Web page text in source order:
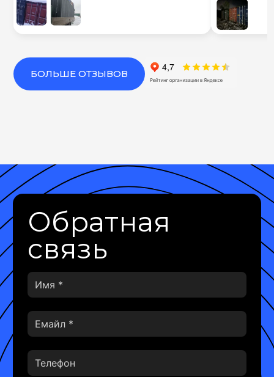
БОЛЬШЕ ОТЗЫВОВ
Обратная
связь